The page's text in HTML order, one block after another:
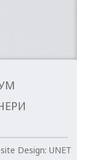
Design: UNET